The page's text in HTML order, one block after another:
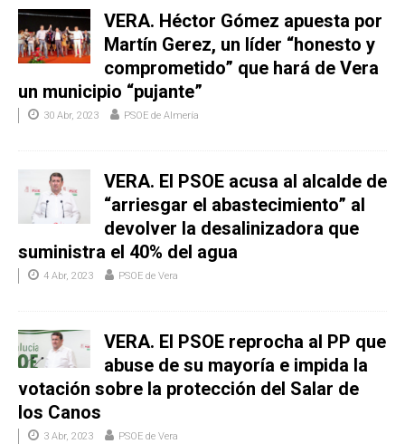
VERA. Héctor Gómez apuesta por
Martín Gerez, un líder “honesto y
comprometido” que hará de Vera
un municipio “pujante”
30 Abr, 2023 PSOE de Almería
VERA. El PSOE acusa al alcalde de
“arriesgar el abastecimiento” al
devolver la desalinizadora que
suministra el 40% del agua
4 Abr, 2023 PSOE de Vera
VERA. El PSOE reprocha al PP que
abuse de su mayoría e impida la
votación sobre la protección del Salar de
los Canos
3 Abr, 2023 PSOE de Vera